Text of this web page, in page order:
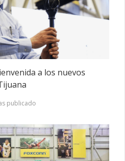
a los nuevos
publicado